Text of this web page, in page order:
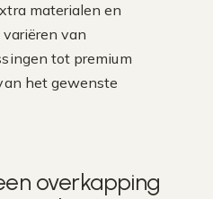
materialen en
van
tot premium
het gewenste
overkapping